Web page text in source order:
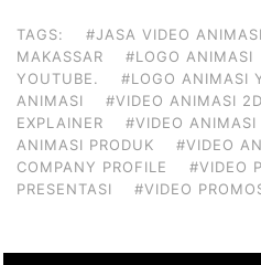
TAGS: #JASA VIDEO ANIMASI
MAKASSAR
#LOGO ANIMASI
YOUTUBE.
#LOGO ANIMASI
ANIMASI
#VIDEO ANIMASI 2D
EXPLAINER
#VIDEO ANIMASI
ANIMASI PRODUK
#VIDEO
COMPANY PROFILE
#VIDEO
PRESENTASI
#VIDEO